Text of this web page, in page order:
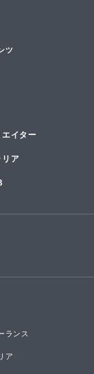
ツ
エイター
リア
ランス
ア